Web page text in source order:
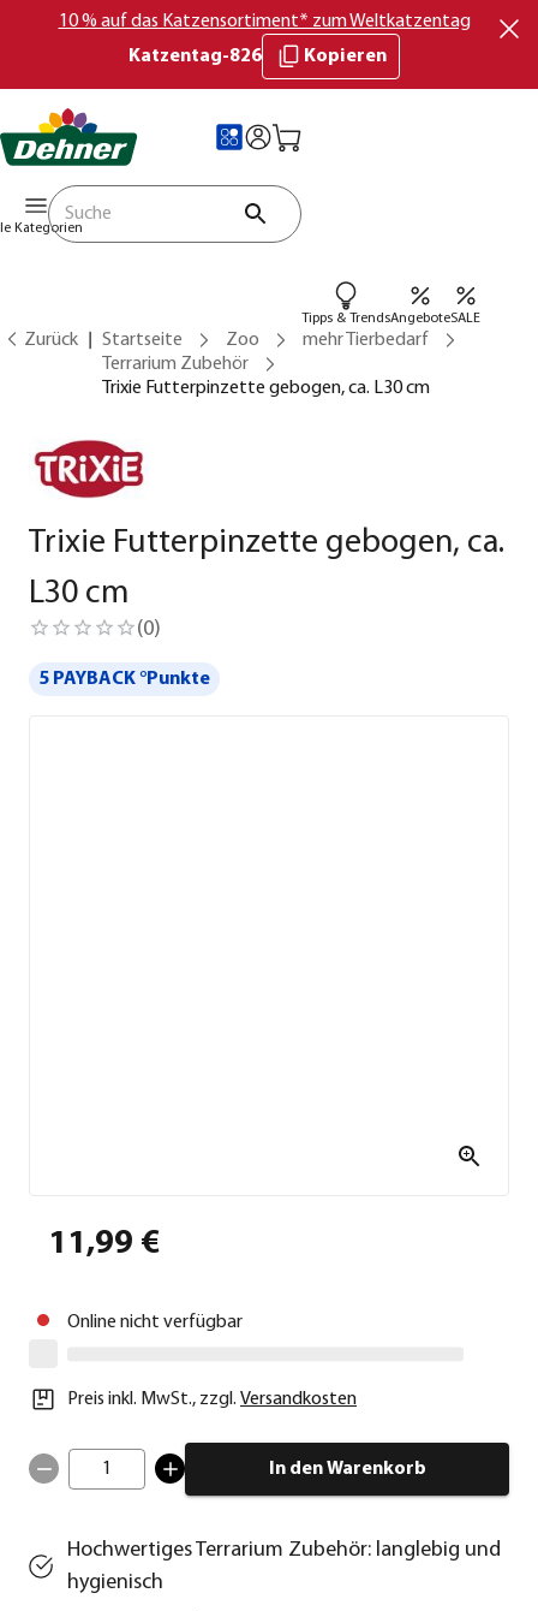
10 % auf das Katzensortiment* zum Weltkatzentag
Katzentag-826
Kopieren
Kategorien
Tipps & TrendsAngeboteSALE
Zurück Startseite Zoo
mehr Tierbedarf
Terrarium Zubehör
Trixie Futterpinzette gebogen, ca. L30 cm
Trixie Futterpinzette gebogen, ca.
L30 cm
(0)
5 PAYBACK °Punkte
11,99 €
Online nicht verfügbar
Preis inkl. MwSt., zzgl. Versandkosten
1 In den Warenkorb
Hochwertiges Terrarium Zubehör: langlebig und
hygienisch